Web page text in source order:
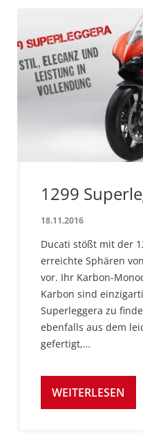
1299
18.11.2016
Ducati stößt mit der
erreichte Sphären
vor. Ihr Karbon-
Karbon sind
Superleggera zu
ebenfalls aus dem
gefertigt,…
WEITERLESEN